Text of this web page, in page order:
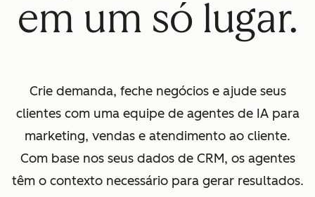
em um só lugar.
Crie demanda, feche negócios e ajude seus
clientes com uma equipe de agentes de IA para
marketing, vendas e atendimento ao cliente.
Com base nos seus dados de CRM, os agentes
têm o contexto necessário para gerar resultados.